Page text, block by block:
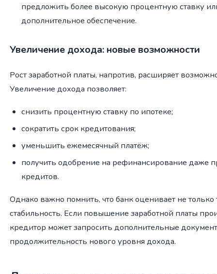
предложить более высокую процентную ставку
дополнительное обеспечение.
Увеличение дохода: новые возможности
Рост заработной платы, напротив, расширяет
Увеличение дохода позволяет:
снизить процентную ставку по ипотеке;
сократить срок кредитования;
уменьшить ежемесячный платёж;
получить одобрение на рефинансирование даже
кредитов.
Однако важно помнить, что банк оценивает не
стабильность. Если повышение заработной платы
кредитор может запросить дополнительные
продолжительность нового уровня дохода.